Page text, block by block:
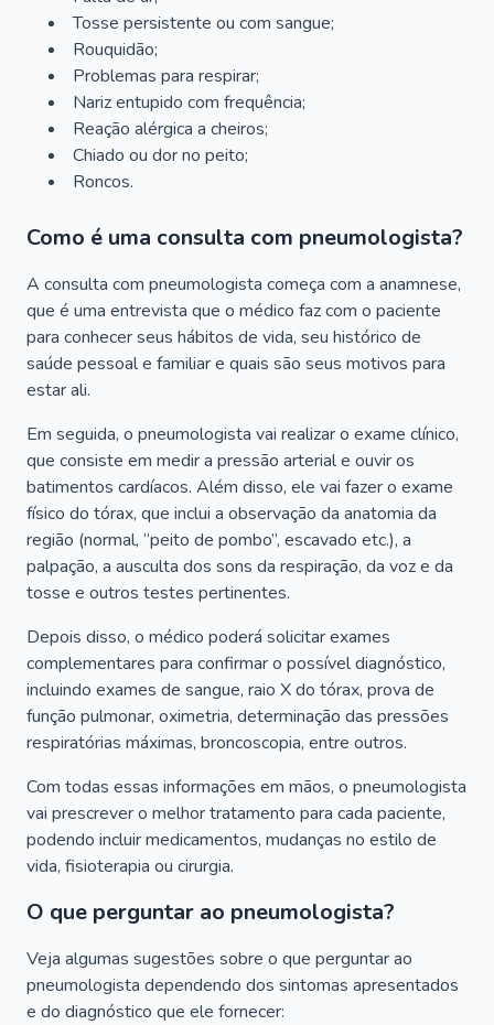
Tosse persistente ou com sangue;
Rouquidão;
Problemas para respirar;
Nariz entupido com frequência;
Reação alérgica a cheiros;
Chiado ou dor no peito;
Roncos.
Como é uma consulta com pneumologista?
A consulta com pneumologista começa com a anamnese,
que é uma entrevista que o médico faz com o paciente
para conhecer seus hábitos de vida, seu histórico de
saúde pessoal e familiar e quais são seus motivos para
estar ali.
Em seguida, o pneumologista vai realizar o exame clínico,
que consiste em medir a pressão arterial e ouvir os
batimentos cardíacos. Além disso, ele vai fazer o exame
físico do tórax, que inclui a observação da anatomia da
região (normal, “peito de pombo”, escavado etc.), a
palpação, a ausculta dos sons da respiração, da voz e da
tosse e outros testes pertinentes.
Depois disso, o médico poderá solicitar exames
complementares para confirmar o possível diagnóstico,
incluindo exames de sangue, raio X do tórax, prova de
função pulmonar, oximetria, determinação das pressões
respiratórias máximas, broncoscopia, entre outros.
Com todas essas informações em mãos, o pneumologista
vai prescrever o melhor tratamento para cada paciente,
podendo incluir medicamentos, mudanças no estilo de
vida, fisioterapia ou cirurgia.
O que perguntar ao pneumologista?
Veja algumas sugestões sobre o que perguntar ao
pneumologista dependendo dos sintomas apresentados
e do diagnóstico que ele fornecer: